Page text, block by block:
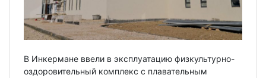
В Инкермане ввели в эксплуатацию физкультурно-
оздоровительный комплекс с плавательным